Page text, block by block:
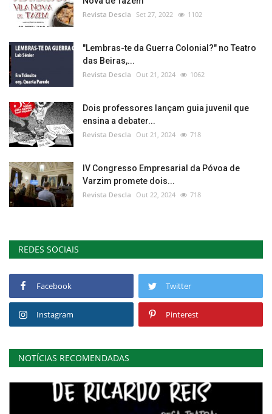
Revista Descla Set 27, 2022 1102
"Lembras-te da Guerra Colonial?" no Teatro
das Beiras,...
Revista Descla Out 21, 2024 1062
Dois professores lançam guia juvenil que
ensina a debater...
Revista Descla Out 21, 2024 718
IV Congresso Empresarial da Póvoa de
Varzim promete dois...
Revista Descla Out 22, 2024 718
REDES SOCIAIS
Facebook Twitter
Instagram Pinterest
NOTÍCIAS RECOMENDADAS